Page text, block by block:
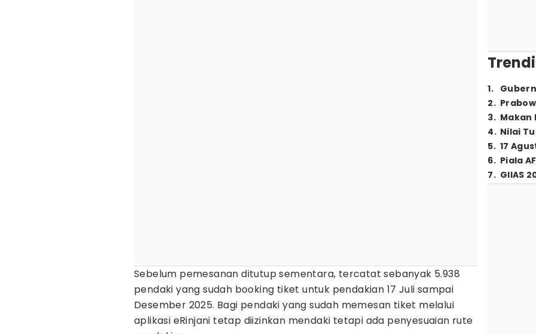
Sebelum pemesanan ditutup sementara, tercatat sebanyak 5.938
pendaki yang sudah booking tiket untuk pendakian 17 Juli sampai
Desember 2025. Bagi pendaki yang sudah memesan tiket melalui
aplikasi eRinjani tetap diizinkan mendaki tetapi ada penyesuaian rute
1.
2.
3. Makan
4. Nilai
5. 17
6. Piala
7. GIIAS